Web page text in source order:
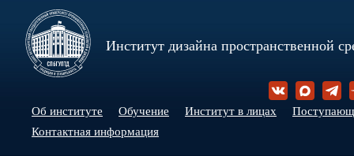
Институт дизайна пространственной
Об институте Обучение Институт в лицах
Контактная информация